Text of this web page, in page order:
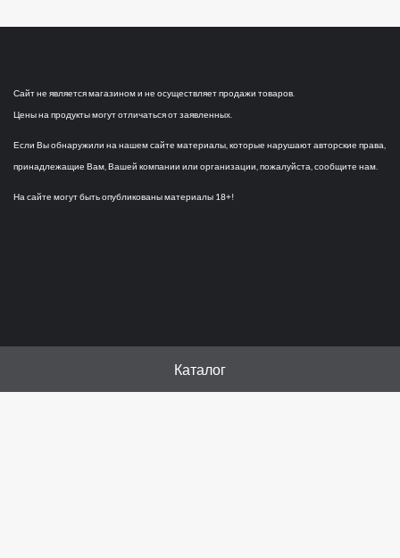
Сайт не является магазином и не осуществляет продажи товаров.
Цены на продукты могут отличаться от заявленных.
Если Вы обнаружили на нашем сайте материалы, которые нарушают авторские права,
принадлежащие Вам, Вашей компании или организации, пожалуйста, сообщите нам.
На сайте могут быть опубликованы материалы 18+!
Каталог